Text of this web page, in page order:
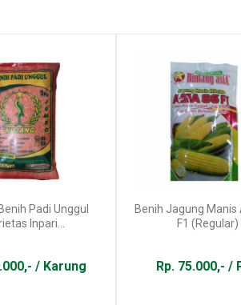
Padi Unggul
Inpari...
/ Karung
Benih Jagung Manis
F1 (Regular)
Rp. 75.000,- /